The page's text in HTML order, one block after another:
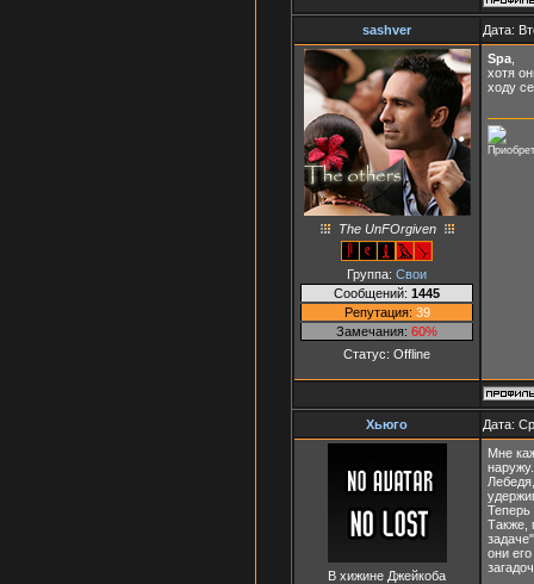
sashver Дата:
The UnFOrgiven
Группа: Свои
Сообщений: 1445
Репутация: 39
Замечания: 60%
Статус: Offline
Spa
хотя
ходу
Хьюго Дата:
В хижине Джейкоба
Мне
Также,
они